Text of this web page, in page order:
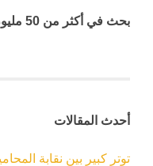
بحث في أكثر من 50 مليون معلومة قانونية
أحدث المقالات
توتر كبير بين نقابة